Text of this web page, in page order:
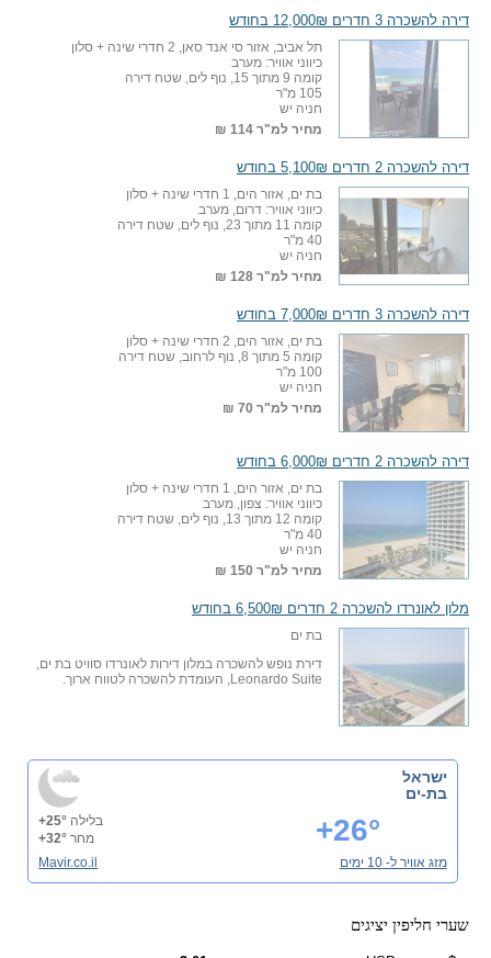
דירה להשכרה 3 חדרים 12,000₪ בחודש
תל אביב, אזור סי אנד סאן, 2 חדרי שינה + סלון
כיווני אוויר: מערב
קומה 9 מתוך 15, נוף לים, שטח דירה
105 מ"ר
חניה יש
מחיר למ"ר 114 ₪
דירה להשכרה 2 חדרים 5,100₪ בחודש
בת ים, אזור הים, 1 חדרי שינה + סלון
כיווני אוויר: דרום, מערב
קומה 11 מתוך 23, נוף לים, שטח דירה
40 מ"ר
חניה יש
מחיר למ"ר 128 ₪
דירה להשכרה 3 חדרים 7,000₪ בחודש
בת ים, אזור הים, 2 חדרי שינה + סלון
קומה 5 מתוך 8, נוף לרחוב, שטח דירה
100 מ"ר
חניה יש
מחיר למ"ר 70 ₪
דירה להשכרה 2 חדרים 6,000₪ בחודש
בת ים, אזור הים, 1 חדרי שינה + סלון
כיווני אוויר: צפון, מערב
קומה 12 מתוך 13, נוף לים, שטח דירה
40 מ"ר
חניה יש
מחיר למ"ר 150 ₪
מלון לאונרדו להשכרה 2 חדרים 6,500₪ בחודש
בת ים
דירת נופש להשכרה במלון דירות לאונרדו סוויט בת ים,
Leonardo Suite, העומדת להשכרה לטווח ארוך.
ישראל
בת-ים
+26° בלילה +25°
מחר +32°
מזג אוויר ל- 10 ימים
Mavir.co.il
שערי חליפין יציגים